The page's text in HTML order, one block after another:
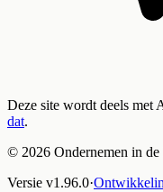
Deze site wordt deels met
dat.
© 2026 Ondernemen in
Versie v1.96.0·